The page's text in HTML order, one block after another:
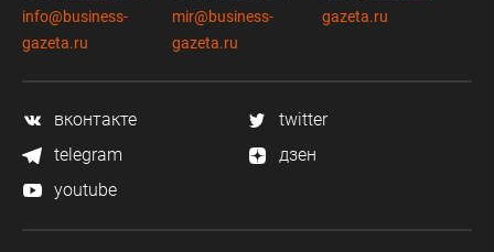
info@business-
gazeta.ru
mir@business-
gazeta.ru
gazeta.ru
вконтакте
twitter
telegram
дзен
youtube